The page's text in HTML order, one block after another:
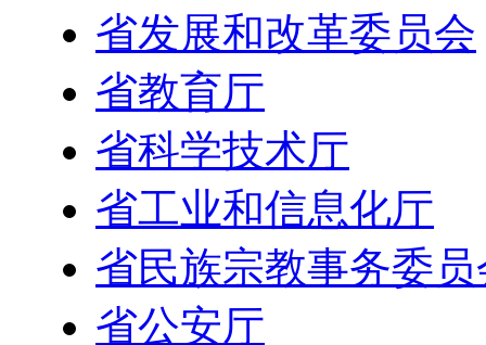
省发展和改革委员会
省教育厅
省科学技术厅
省工业和信息化厅
省民族宗教事务委员
省公安厅